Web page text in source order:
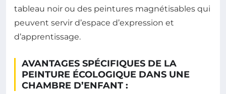
tableau noir ou des peintures magnétisables qui
peuvent servir d’espace d’expression et
d’apprentissage.
AVANTAGES SPÉCIFIQUES DE LA
PEINTURE ÉCOLOGIQUE DANS UNE
CHAMBRE D’ENFANT :